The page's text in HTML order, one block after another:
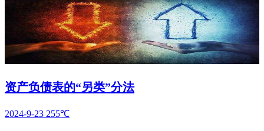
资产负债表的“另类”分法
2024-9-23 255℃